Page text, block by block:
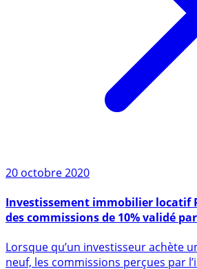
20 octobre 2020
des commissions de 10% validé
Constitutionnel